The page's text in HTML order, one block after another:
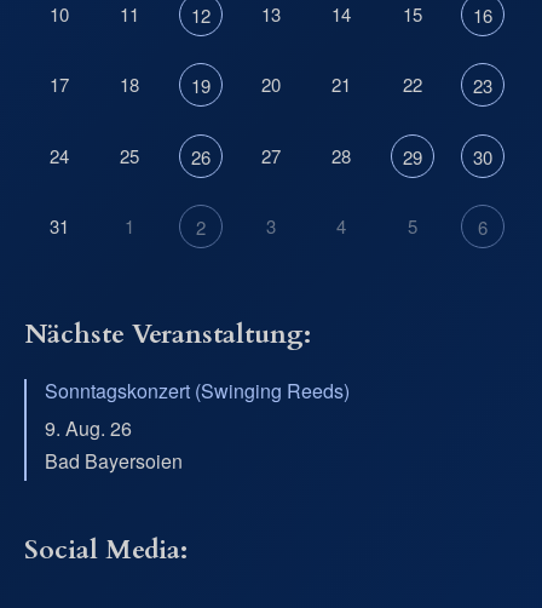
10 11 12 13 14 15 16
17 18 19 20 21 22 23
24 25 26 27 28 29 30
31 1 2 3 4 5 6
Nächste Veranstaltung:
Sonntagskonzert (Swinging Reeds)
9. Aug. 26
Bad Bayersoien
Social Media: